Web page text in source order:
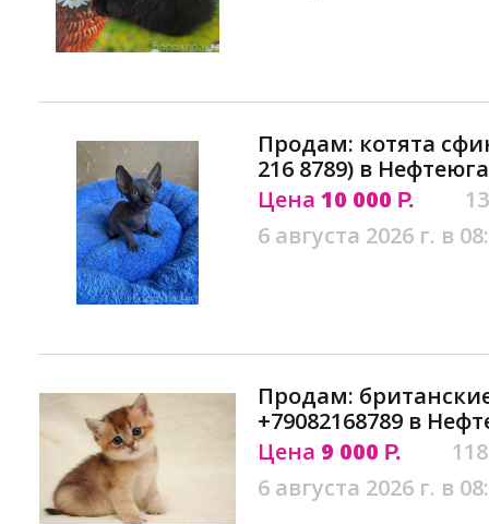
Продам: котята
216 8789) в
Цена 10 000 Р.
6 августа 2026 г. в
Продам:
+79082168789 в
Цена 9 000 Р.
6 августа 2026 г. в